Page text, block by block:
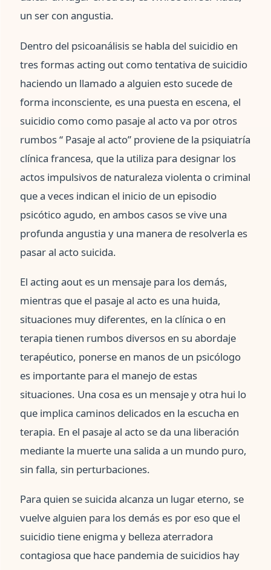
un ser con angustia.
Dentro del psicoanálisis se habla del suicidio en
tres formas acting out como tentativa de suicidio
haciendo un llamado a alguien esto sucede de
forma inconsciente, es una puesta en escena, el
suicidio como como pasaje al acto va por otros
rumbos “ Pasaje al acto” proviene de la psiquiatría
clínica francesa, que la utiliza para designar los
actos impulsivos de naturaleza violenta o criminal
que a veces indican el inicio de un episodio
psicótico agudo, en ambos casos se vive una
profunda angustia y una manera de resolverla es
pasar al acto suicida.
El acting aout es un mensaje para los demás,
mientras que el pasaje al acto es una huida,
situaciones muy diferentes, en la clínica o en
terapia tienen rumbos diversos en su abordaje
terapéutico, ponerse en manos de un psicólogo
es importante para el manejo de estas
situaciones. Una cosa es un mensaje y otra hui lo
que implica caminos delicados en la escucha en
terapia. En el pasaje al acto se da una liberación
mediante la muerte una salida a un mundo puro,
sin falla, sin perturbaciones.
Para quien se suicida alcanza un lugar eterno, se
vuelve alguien para los demás es por eso que el
suicidio tiene enigma y belleza aterradora
contagiosa que hace pandemia de suicidios hay